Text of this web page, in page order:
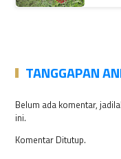
TANGGAPAN
Belum ada komentar,
ini.
Komentar Ditutup.